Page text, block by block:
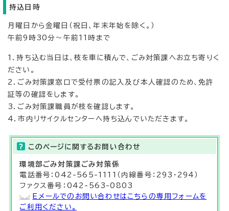
持込日時
月曜日から金曜日（祝日、年末年始を除く。）
午前9時30分～午前11時まで
1．持ち込む当日は、枝を車に積んで、ごみ対策課へお立ち寄りく
ださい。
2．ごみ対策課窓口で受付票の記入及び本人確認のため、免許
証等の確認をします。
3．ごみ対策課職員が枝を確認します。
4．市内リサイクルセンターへ持ち込んでいただきます。
このページに関する お問い合わせ
環境部ごみ対策課 ごみ対策係
電話番号：042-565-1111（内線番号：293・294）
ファクス番号：042-563-0803
Eメールでのお問い合わせはこちらの専用フォームを
ご利用ください。